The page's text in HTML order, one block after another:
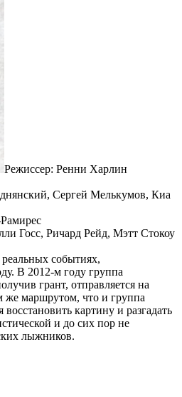
Режиссер: Ренни Харлин
Сергей Мелькумов, Киа
Госс, Ричард Рейд, Мэтт Стокоу
событиях,
В 2012-м году группа
грант, отправляется на
же маршрутом, что и группа
картину и разгадать
и до сих пор не
лыжников.